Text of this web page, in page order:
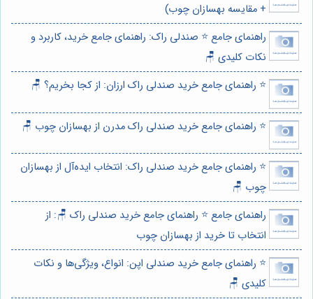
+ مقایسه بهسازان چوب)
راهنمای جامع ⭐️ صندلی راک: راهنمای جامع خرید، کاربرد و
نکات کلیدی 🪑
⭐️ راهنمای جامع خرید صندلی راک ارزان: از کجا بخریم؟ 🪑
⭐️ راهنمای جامع خرید صندلی راک مدرن از بهسازان چوب 🪑
⭐️ راهنمای جامع خرید صندلی راک: انتخاب ایده‌آل از بهسازان
چوب 🪑
راهنمای جامع ⭐️ راهنمای جامع خرید صندلی راک 🪑: از
انتخاب تا خرید از بهسازان چوب
⭐️ راهنمای جامع خرید صندلی اپن: انواع، ویژگی‌ها و نکات
کلیدی 🪑